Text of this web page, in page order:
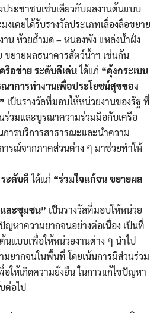
ระชาชนเช่นเดียวกับผลงานต้นแบบ
เคยได้รับรางวัลประเภทเลื่องลือขยาย
าน ห้วยถ้ำมด – หนองพัง แหล่งน้ำฝั่ง
ขยายผลธนาคารสัตว์น้ำฯ เช่นกัน
รือข่าย ระดับดีเด่นได้แก่ “คุ้งกระเบน
าการทำงานเพื่อประโยชน์สุขของ
เป็นรางวัลที่มอบให้หน่วยงานของรัฐ ที่
ร่วมและบูรณาความร่วมมือกับเครือ
ารบริการสาธารณะและนำความ
รณ์จากภาคส่วนต่าง ๆ มาช่วยทำให้
ระดับดีได้แก่ “ร่วมใจแก้จน ขยายผล
และชุมชน” เป็นรางวัลที่มอบให้หน่วย
ญหาความยากจนอย่างต่อเนื่อง เป็นที่
นแบบเพื่อให้หน่วยงานต่าง ๆ นำไป
ยากจนในพื้นที่ โดยเน้นการมีส่วนร่วม
ให้เกิดความยั่งยืน ในการแก้ไขปัญหา
ต่อไป